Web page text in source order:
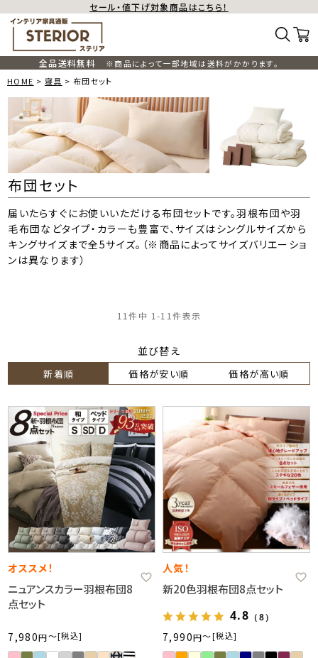
セール・値下げ対象商品はこちら！
全品送料無料
※商品によって一部地域は送料がかかります。
HOME
寝具 布団セット
布団セット
届いたらすぐにお使いいただける布団セットです。羽根布団や羽
毛布団などタイプ・カラーも豊富で、サイズはシングルサイズから
キングサイズまで全5サイズ。（※商品によってサイズバリエーショ
ンは異なります）
並び替え
新着順 価格が安い順 価格が高い順
11件中 1 -11件表示
オススメ！
ニュアンスカラー羽根布団8
点セット
7,980 税込
〜
人気！
新20色羽根布団8点セット
4.8 （8）
7,990 税込
〜